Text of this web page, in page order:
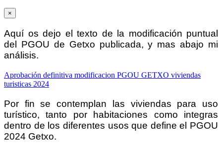
×
Aquí os dejo el texto de la modificación puntual
del PGOU de Getxo publicada, y mas abajo mi
análisis.
Aprobación definitiva modificacion PGOU GETXO viviendas
turisticas 2024
Por fin se contemplan las viviendas para uso
turístico, tanto por habitaciones como integras
dentro de los diferentes usos que define el PGOU
2024 Getxo.